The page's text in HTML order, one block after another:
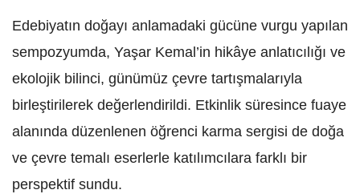
Edebiyatın doğayı anlamadaki gücüne vurgu yapılan
sempozyumda, Yaşar Kemal’in hikâye anlatıcılığı ve
ekolojik bilinci, günümüz çevre tartışmalarıyla
birleştirilerek değerlendirildi. Etkinlik süresince fuaye
alanında düzenlenen öğrenci karma sergisi de doğa
ve çevre temalı eserlerle katılımcılara farklı bir
perspektif sundu.